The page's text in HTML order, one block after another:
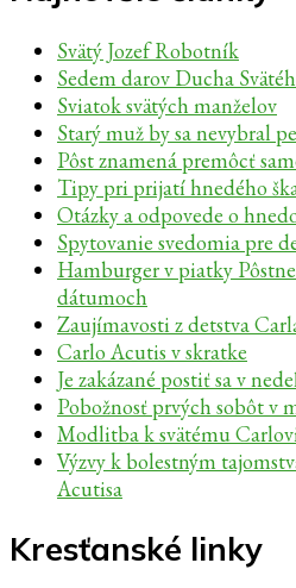
Svätý Jozef Robotník
Sedem darov Ducha
Sviatok svätých manželov
Starý muž by sa nevybral
Pôst znamená premôcť
Tipy pri prijatí hnedého
Otázky a odpovede o
Spytovanie svedomia pre
Hamburger v piatky
dátumoch
Zaujímavosti z detstva
Carlo Acutis v skratke
Je zakázané postiť sa v
Pobožnosť prvých sobôt v
Modlitba k svätému
Výzvy k bolestným
Acutisa
Kresťanské linky